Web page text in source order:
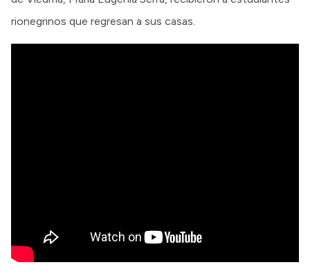
rionegrinos que regresan a sus casas.